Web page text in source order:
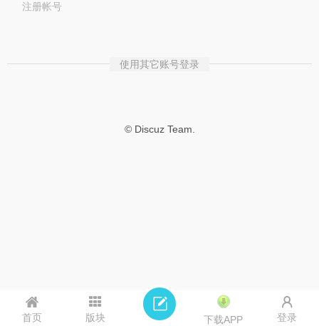
注册帐号
使用其它账号登录
© Discuz Team.
首页 版块 下载APP 登录